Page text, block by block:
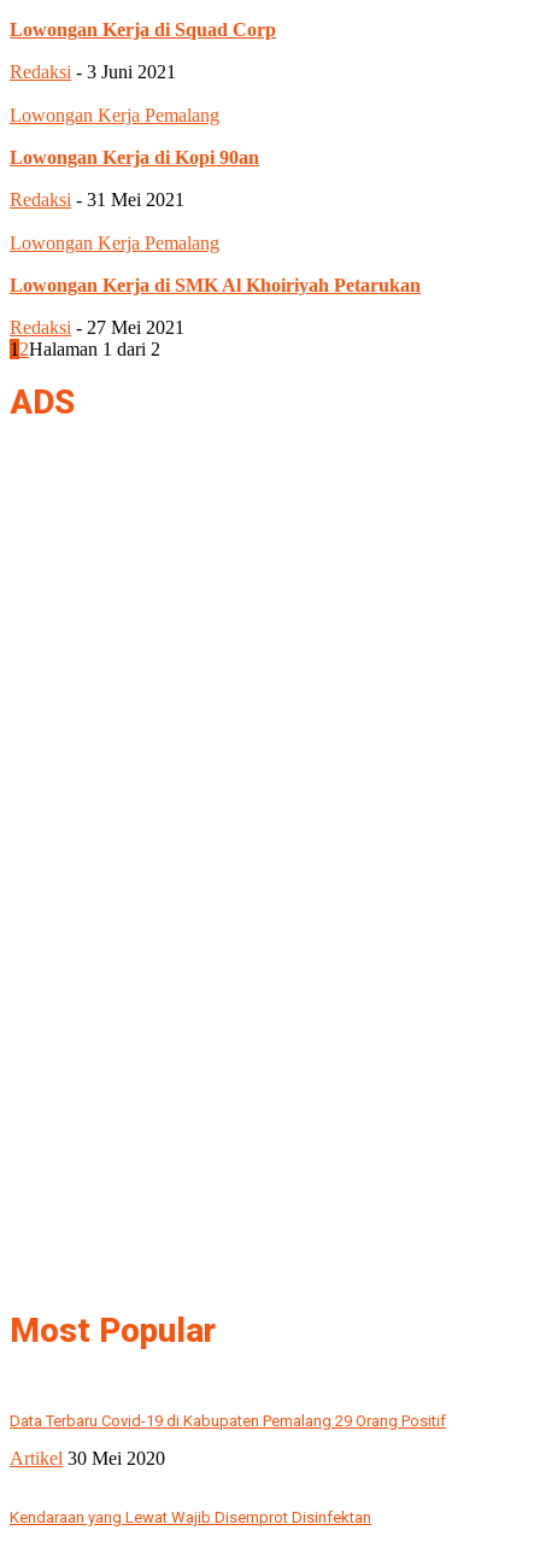
Lowongan Kerja di Squad Corp
Redaksi - 3 Juni 2021
Lowongan Kerja Pemalang
Lowongan Kerja di Kopi 90an
Redaksi - 31 Mei 2021
Lowongan Kerja Pemalang
Lowongan Kerja di SMK Al Khoiriyah Petarukan
Redaksi - 27 Mei 2021
12Halaman 1 dari 2
ADS
Most Popular
Data Terbaru Covid-19 di Kabupaten Pemalang 29 Orang Positif
Artikel 30 Mei 2020
Kendaraan yang Lewat Wajib Disemprot Disinfektan